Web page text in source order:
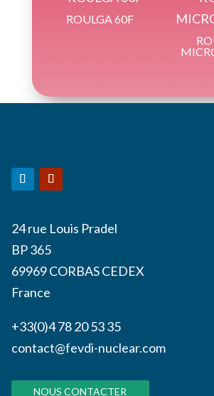
ROULGA 60F
24 rue Louis Pradel
BP 365
69969 CORBAS CEDEX
France
+33(0)4 78 20 53 35
contact@fevdi-nuclear.com
NOUS CONTACTER